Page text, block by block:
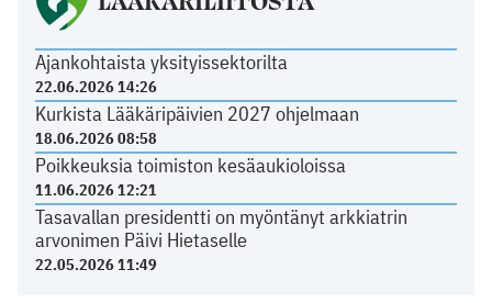
Ajankohtaista yksityissektorilta
22.06.2026 14:26
Kurkista Lääkäripäivien 2027 ohjelmaan
18.06.2026 08:58
Poikkeuksia toimiston kesäaukioloissa
11.06.2026 12:21
Tasavallan presidentti on myöntänyt arkkiatrin
arvonimen Päivi Hietaselle
22.05.2026 11:49